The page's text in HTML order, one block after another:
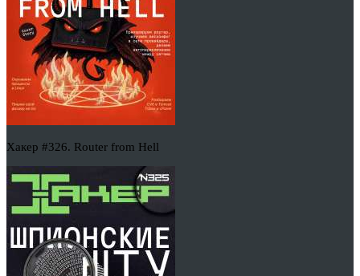
Хакер #326. Router from Hell